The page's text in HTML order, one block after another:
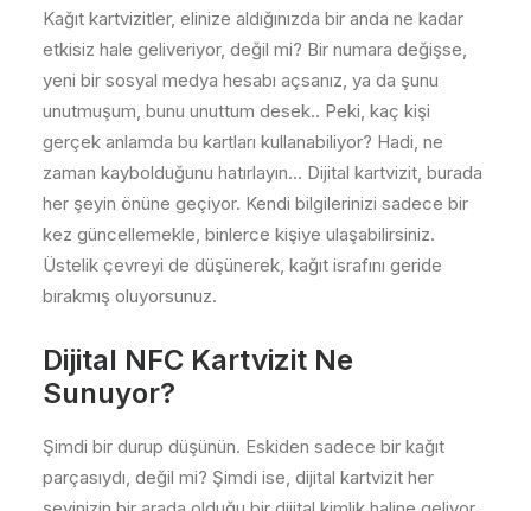
Kağıt kartvizitler, elinize aldığınızda bir anda ne kadar
etkisiz hale geliveriyor, değil mi? Bir numara değişse,
yeni bir sosyal medya hesabı açsanız, ya da şunu
unutmuşum, bunu unuttum desek.. Peki, kaç kişi
gerçek anlamda bu kartları kullanabiliyor? Hadi, ne
zaman kaybolduğunu hatırlayın… Dijital kartvizit, burada
her şeyin önüne geçiyor. Kendi bilgilerinizi sadece bir
kez güncellemekle, binlerce kişiye ulaşabilirsiniz.
Üstelik çevreyi de düşünerek, kağıt israfını geride
bırakmış oluyorsunuz.
Dijital NFC Kartvizit Ne
Sunuyor?
Şimdi bir durup düşünün. Eskiden sadece bir kağıt
parçasıydı, değil mi? Şimdi ise, dijital kartvizit her